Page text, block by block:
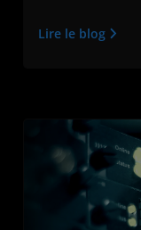
Lire le blog